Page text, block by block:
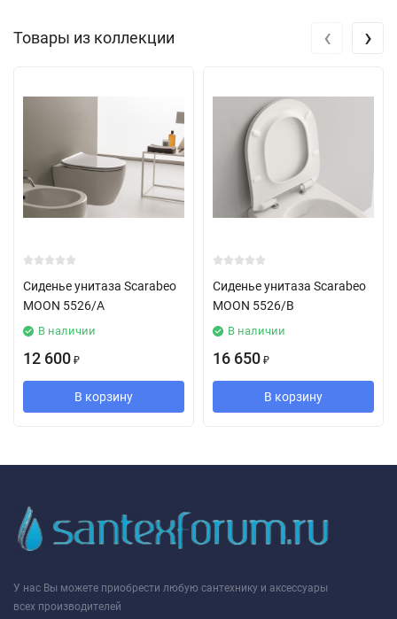
Товары из коллекции
Сиденье унитаза Scarabeo
MOON 5526/A
В наличии
12 600 ₽
В корзину
Сиденье унитаза Scarabeo
MOON 5526/B
В наличии
16 650 ₽
В корзину
‹ ›
У нас Вы можете приобрести любую сантехнику и аксессуары
всех производителей